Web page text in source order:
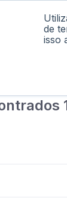
de
isso